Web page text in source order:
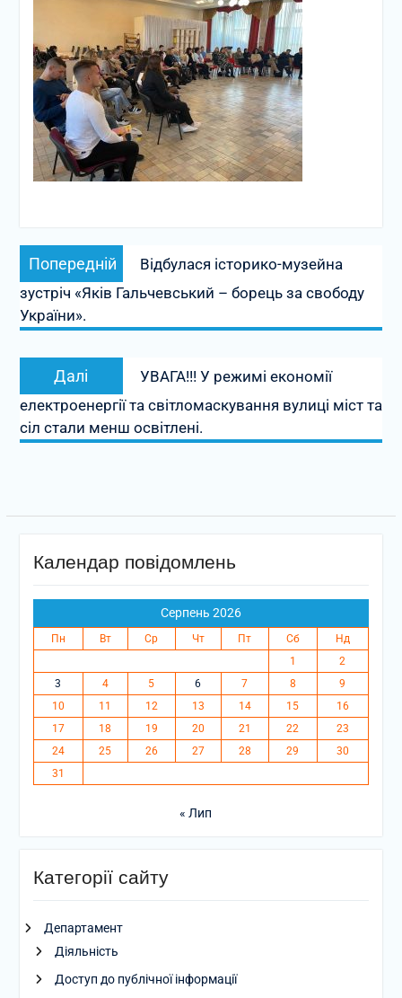
Навігація
записів
Попередній
Попередній
запис:
Відбулася історико-музейна
зустріч «Яків Гальчевський – борець за свободу
України».
Далі
запис:
УВАГА!!! У режимі економії
електроенергії та світломаскування вулиці міст та
сіл стали менш освітлені.
Календар повідомлень
Серпень 2026
Пн Вт Ср Чт Пт Сб
Нд
1
2
3
4 5 6 7 8
9
10
11 12 13 14 15
16
17
18 19 20 21 22
23
24
25 26 27 28 29
30
31
« Лип
Категорії сайту
Департамент
Діяльність
Доступ до публічної інформації